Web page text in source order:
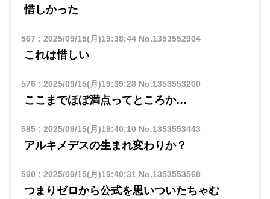
惜しかった
567 : 2025/09/15(月)19:38:44No.1353552904
これは惜しい
576 : 2025/09/15(月)19:39:28No.1353553200
ここまでほぼ満点ってところか…
585: 2025/09/15(月)19:40:10 No.1353553443
アルキメデスの生まれ変わりか？
590 : 2025/09/15(月)19:40:31 No.1353553568
つまりゼロから公式を思いついたちゃむ